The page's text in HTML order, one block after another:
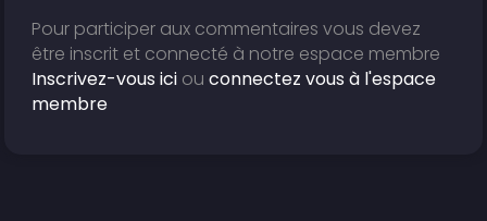
Pour participer aux commentaires vous devez
être inscrit et connecté à notre espace membre
Inscrivez-vous ici ouconnectez vous à l'espace
membre